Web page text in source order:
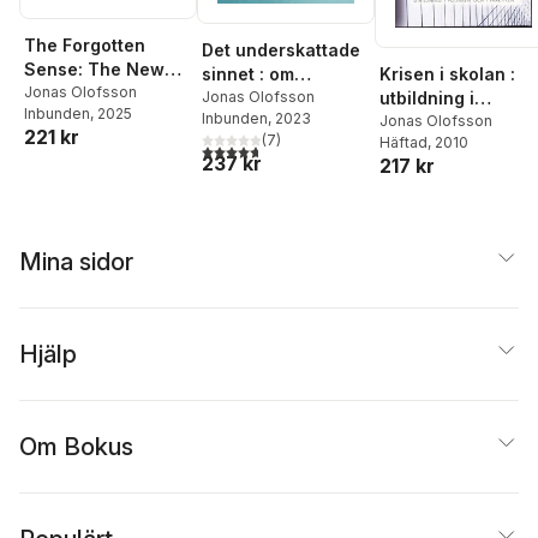
The Forgotten
Sense: The New
Science of Smell--
And the
Extraordinary
Jonas Olofsson
Inbunden, 2025
221 kr
Det underskattade
sinnet : om
människans
okända förmåga att
uppfatta dofter
Jonas Olofsson
Inbunden, 2023
4,7utav 5 stjärnor. Totalt antal röster:
(7)
237 kr
Krisen i skolan :
utbildning i
politiken och i
praktiken
Jonas Olofsson
Häftad, 2010
217 kr
Mina sidor
Hjälp
Om Bokus